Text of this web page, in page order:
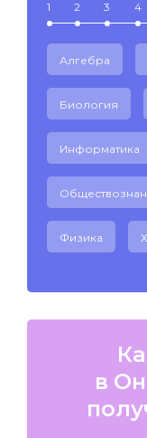
1 2 3 4
Алгебра
Биология
Информатика
Физика
в